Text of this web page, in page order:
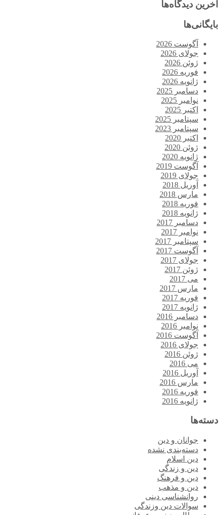
آخرین دیدگاه‌ها
بایگانی‌ها
آگوست 2026
جولای 2026
ژوئن 2026
فوریه 2026
ژانویه 2026
دسامبر 2025
نوامبر 2025
اکتبر 2025
سپتامبر 2025
سپتامبر 2023
اکتبر 2020
ژوئن 2020
ژانویه 2020
آگوست 2019
جولای 2019
آوریل 2018
مارس 2018
فوریه 2018
ژانویه 2018
دسامبر 2017
نوامبر 2017
سپتامبر 2017
آگوست 2017
جولای 2017
ژوئن 2017
می 2017
مارس 2017
فوریه 2017
ژانویه 2017
دسامبر 2016
نوامبر 2016
آگوست 2016
جولای 2016
ژوئن 2016
می 2016
آوریل 2016
مارس 2016
فوریه 2016
ژانویه 2016
دسته‌ها
جوانان و دین
دسته‌بندی نشده
دین اسلام
دین و زندگی
دین و فرهنگ
دین و مذهب
روانشناسی دینی
سوالات دین وزندگی